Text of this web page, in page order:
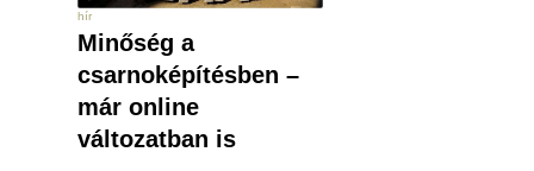
hír
Minőség a
csarnoképítésben –
már online
változatban is